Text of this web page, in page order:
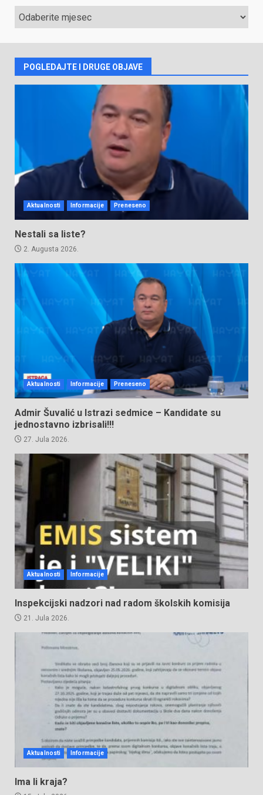
ARHIVA
VIJESTI
POGLEDAJTE I DRUGE OBJAVE
Aktualnosti Informacije Preneseno
Nestali sa liste?
2. Augusta 2026.
Aktualnosti Informacije Preneseno
Admir Šuvalić u Istrazi sedmice – Kandidate su
jednostavno izbrisali!!!
27. Jula 2026.
Aktualnosti Informacije
Inspekcijski nadzori nad radom školskih komisija
21. Jula 2026.
Aktualnosti Informacije
Ima li kraja?